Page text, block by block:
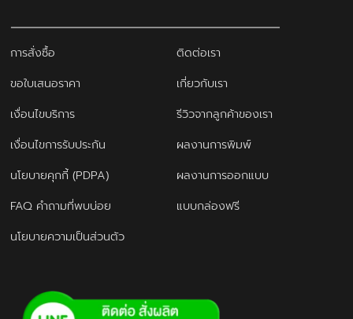
การสั่งซื้อ
ติดต่อเรา
ขอใบเสนอราคา
เกี่ยวกับเรา
เงื่อนไขบริการ
รีวิวจากลูกค้าของเรา
เงื่อนไขการรับประกัน
ผลงานการพิมพ์
นโยบายคุกกี้ (PDPA)
ผลงานการออกแบบ
FAQ คำถามที่พบบ่อย
แบบกล่องฟรี
นโยบายความเป็นส่วนตัว